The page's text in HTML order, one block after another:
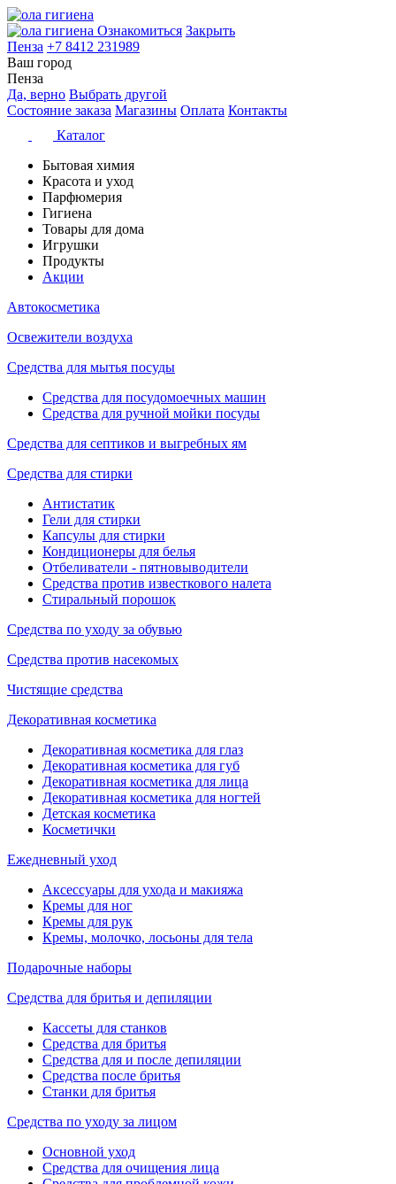
Ознакомиться Закрыть
Пенза +7 8412 231989
Ваш город
Пенза
Да, верно Выбрать другой
Состояние заказа Магазины Оплата Контакты
Каталог
Бытовая химия
Красота и уход
Парфюмерия
Гигиена
Товары для дома
Игрушки
Продукты
Акции
Автокосметика
Освежители воздуха
Средства для мытья посуды
Средства для посудомоечных машин
Средства для ручной мойки посуды
Средства для септиков и выгребных ям
Средства для стирки
Антистатик
Гели для стирки
Капсулы для стирки
Кондиционеры для белья
Отбеливатели - пятновыводители
Средства против известкового налета
Стиральный порошок
Средства по уходу за обувью
Средства против насекомых
Чистящие средства
Декоративная косметика
Декоративная косметика для глаз
Декоративная косметика для губ
Декоративная косметика для лица
Декоративная косметика для ногтей
Детская косметика
Косметички
Ежедневный уход
Аксессуары для ухода и макияжа
Кремы для ног
Кремы для рук
Кремы, молочко, лосьоны для тела
Подарочные наборы
Средства для бритья и депиляции
Кассеты для станков
Средства для бритья
Средства для и после депиляции
Средства после бритья
Станки для бритья
Средства по уходу за лицом
Основной уход
Средства для очищения лица